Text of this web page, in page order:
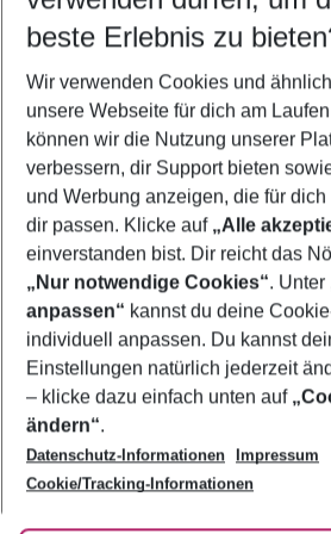
5-8 Nächte
2 Erwachsene Keine Kinder
Mehr Filter
Footer
Footer navigation
Über uns
AGB
Bestpreisgarantie
Cookie-Einstellungen ändern
Cookie-Richtlinie
Agenturbetreuung
Barrierefreies Reisen
Folge uns
beste Erlebnis zu
Wir verwenden Cookies und
unsere Webseite für dich am
können wir die Nutzung unserer
verbessern, dir Support bieten
und Werbung anzeigen, die für
dir passen. Klicke auf „Alle
einverstanden bist. Dir reicht das
„Nur notwendige Cookies“. Unter
anpassen“ kannst du deine
individuell anpassen. Du kannst
Einstellungen natürlich jederzeit
– klicke dazu einfach unten auf
ändern“.
Datenschutz-Informationen
Impressum
Cookie/Tracking-Informationen